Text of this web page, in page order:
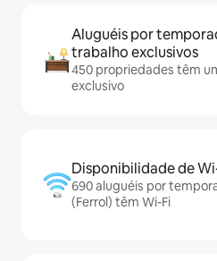
Aluguéis por
trabalho exclusivos
450 propriedades têm
exclusivo
Disponibilidade de
690 aluguéis por
(Ferrol) têm Wi-Fi